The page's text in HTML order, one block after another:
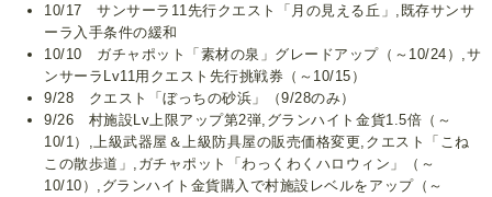
10/17 サンサーラ11先行クエスト「月の見える丘」,既存サンサ
ーラ入手条件の緩和
10/10 ガチャポット「素材の泉」グレードアップ（～10/24）,サ
ンサーラLv11用クエスト先行挑戦券（～10/15）
9/28 クエスト「ぼっちの砂浜」（9/28のみ）
9/26 村施設Lv上限アップ第2弾,グランハイト金貨1.5倍（～
10/1）,上級武器屋＆上級防具屋の販売価格変更,クエスト「こね
この散歩道」,ガチャポット「わっくわくハロウィン」（～
10/10）,グランハイト金貨購入で村施設レベルをアップ（～